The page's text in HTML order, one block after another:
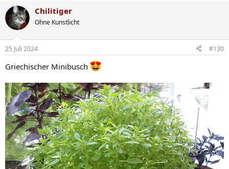
k
t
i
e
:
Chilitiger
Ohne Kunstlicht
25 Juli 2024 #130
Griechischer Minibusch